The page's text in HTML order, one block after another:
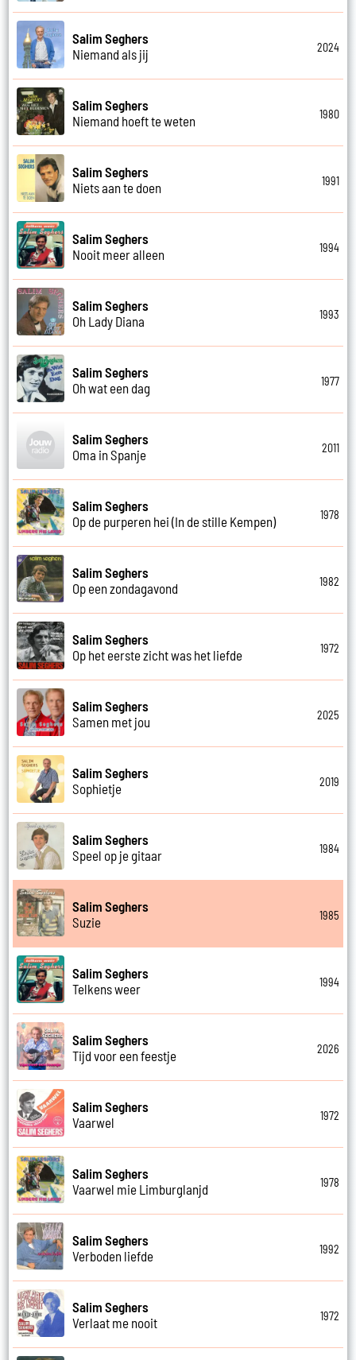
Salim Seghers
Niemand als jij
2024
Salim Seghers
Niemand hoeft te weten
1980
Salim Seghers
Niets aan te doen
1991
Salim Seghers
Nooit meer alleen
1994
Salim Seghers
Oh Lady Diana
1993
Salim Seghers
Oh wat een dag
1977
Salim Seghers
Oma in Spanje
2011
Salim Seghers
Op de purperen hei (In de stille Kempen)
1978
Salim Seghers
Op een zondagavond
1982
Salim Seghers
Op het eerste zicht was het liefde
1972
Salim Seghers
Samen met jou
2025
Salim Seghers
Sophietje
2019
Salim Seghers
Speel op je gitaar
1984
Salim Seghers
Suzie
1985
Salim Seghers
Telkens weer
1994
Salim Seghers
Tijd voor een feestje
2026
Salim Seghers
Vaarwel
1972
Salim Seghers
Vaarwel mie Limburglanjd
1978
Salim Seghers
Verboden liefde
1992
Salim Seghers
Verlaat me nooit
1972